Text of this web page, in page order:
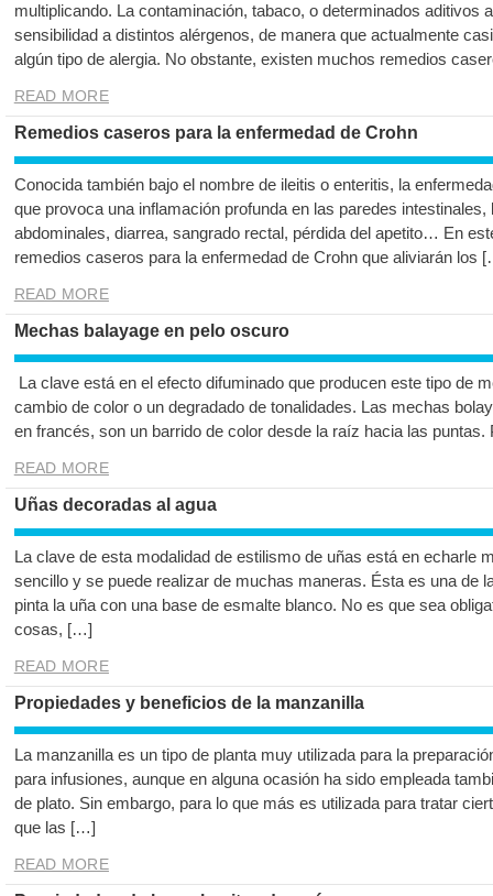
multiplicando. La contaminación, tabaco, o determinados aditivos
sensibilidad a distintos alérgenos, de manera que actualmente
algún tipo de alergia. No obstante, existen muchos remedios
READ MORE
Remedios caseros para la enfermedad de Crohn
Conocida también bajo el nombre de ileitis o enteritis, la
que provoca una inflamación profunda en las paredes
abdominales, diarrea, sangrado rectal, pérdida del apetito… En
remedios caseros para la enfermedad de Crohn que aliviarán los
READ MORE
Mechas balayage en pelo oscuro
La clave está en el efecto difuminado que producen este tipo de
cambio de color o un degradado de tonalidades. Las mechas
en francés, son un barrido de color desde la raíz hacia las
READ MORE
Uñas decoradas al agua
La clave de esta modalidad de estilismo de uñas está en echarle
sencillo y se puede realizar de muchas maneras. Ésta es una de
pinta la uña con una base de esmalte blanco. No es que sea
cosas, […]
READ MORE
Propiedades y beneficios de la manzanilla
La manzanilla es un tipo de planta muy utilizada para la
para infusiones, aunque en alguna ocasión ha sido empleada
de plato. Sin embargo, para lo que más es utilizada para tratar
que las […]
READ MORE